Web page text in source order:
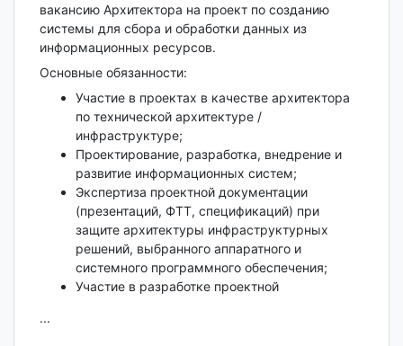
вакансию Архитектора на проект по созданию
системы для сбора и обработки данных из
информационных ресурсов.
Основные обязанности:
Участие в проектах в качестве архитектора
по технической архитектуре /
инфраструктуре;
Проектирование, разработка, внедрение и
развитие информационных систем;
Экспертиза проектной документации
(презентаций, ФТТ, спецификаций) при
защите архитектуры инфраструктурных
решений, выбранного аппаратного и
системного программного обеспечения;
Участие в разработке проектной
...